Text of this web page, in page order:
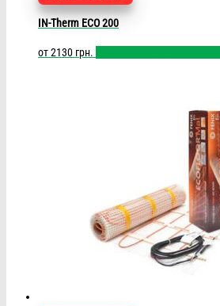
IN-Therm ECO 200
от2130 грн.